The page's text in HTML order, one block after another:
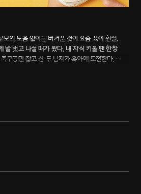
모의 도움 없이는 버거운 것이 요즘 육아 현실.
발 벗고 나설 때가 왔다. 내 자식 키울 땐 한창
구공만 잡고 산 두 남자가 육아에 도전한다.
예비 할아버지 ‘이경규’, ‘안정환’. 완벽한